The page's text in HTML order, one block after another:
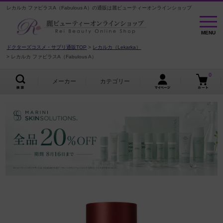
レカルカ ファビラスA（Fabulous A）の通販は麗ビューティーオンラインショップ
MENU
MENU
ドクターズコスメ・サプリ通販TOP
レカルカ（Lekarka）
レカルカ ファビラスA（Fabulous A）
メーカー カテゴリー
0